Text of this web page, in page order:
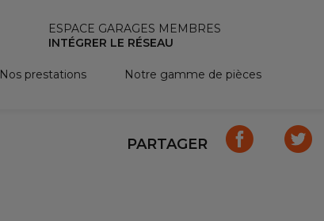
ESPACE GARAGES MEMBRES
INTÉGRER LE RÉSEAU
Nos prestations Notre gamme de pièces
PARTAGER